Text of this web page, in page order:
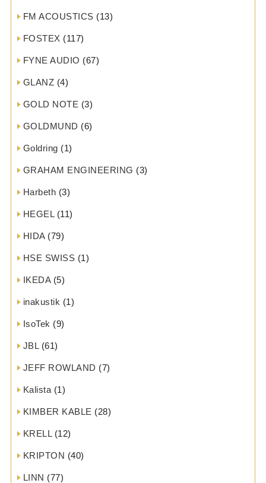
FM ACOUSTICS (13)
FOSTEX (117)
FYNE AUDIO (67)
GLANZ (4)
GOLD NOTE (3)
GOLDMUND (6)
Goldring (1)
GRAHAM ENGINEERING (3)
Harbeth (3)
HEGEL(11)
HIDA(79)
HSE SWISS (1)
IKEDA(5)
inakustik (1)
IsoTek (9)
JBL(61)
JEFF ROWLAND (7)
Kalista (1)
KIMBER KABLE (28)
KRELL(12)
KRIPTON (40)
LINN (77)